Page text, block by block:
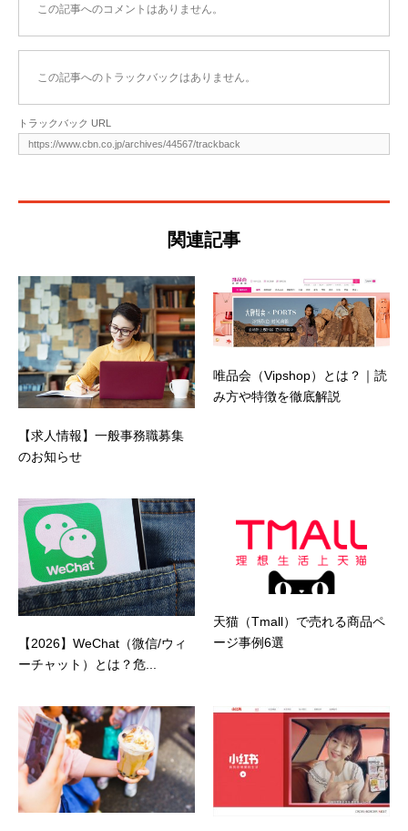
この記事へのコメントはありません。
この記事へのトラックバックはありません。
トラックバック URL
関連記事
【求人情報】一般事務職募集
のお知らせ
唯品会（Vipshop）とは？｜読
み方や特徴を徹底解説
【2026】WeChat（微信/ウィ
ーチャット）とは？危...
天猫（Tmall）で売れる商品ペ
ージ事例6選